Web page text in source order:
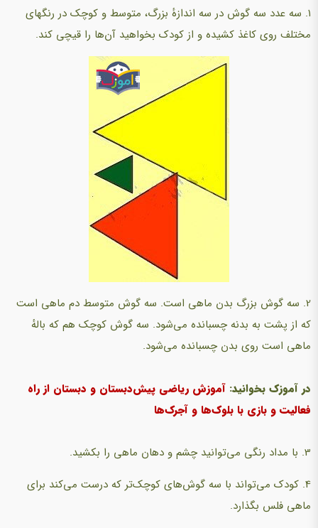
1. سه عدد سه گوش در سه اندازهٔ بزرگ، متوسط و کوچک در رنگهای
مختلف روی کاغذ کشیده و از کودک بخواهید آن‌ها را قیچی کند.
2. سه گوش بزرگ بدن ماهی است. سه گوش متوسط دم ماهی است
که از پشت به بدنه چسبانده می‌شود. سه گوش کوچک هم که بالهٔ
ماهی است روی بدن چسبانده می‌شود.
در آموزک بخوانید: آموزش ریاضی پیش‌دبستان و دبستان از راه
فعالیت و بازی با بلوک‌ها و آجرک‌ها
3. با مداد رنگی می‌توانید چشم و دهان ماهی را بکشید.
4. کودک می‌تواند با سه گوش‌های کوچک‌تر که درست می‌کند برای
ماهی فلس بگذارد.